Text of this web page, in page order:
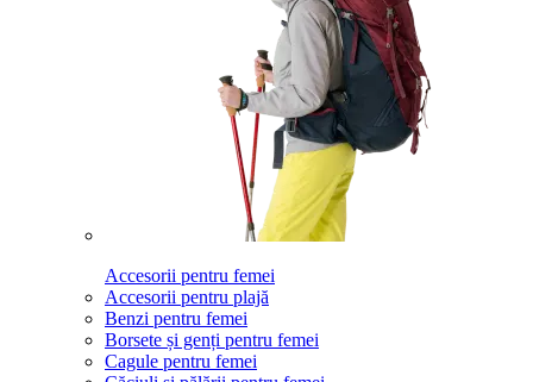
Accesorii pentru femei
Accesorii pentru plajă
Benzi pentru femei
Borsete și genți pentru femei
Cagule pentru femei